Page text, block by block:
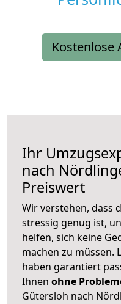
Kostenlose
Ihr
nach
Preiswert
Wir verstehen, dass
stressig genug ist,
helfen, sich keine
machen zu müssen.
haben garantiert
Ihnen ohne
Gütersloh nach